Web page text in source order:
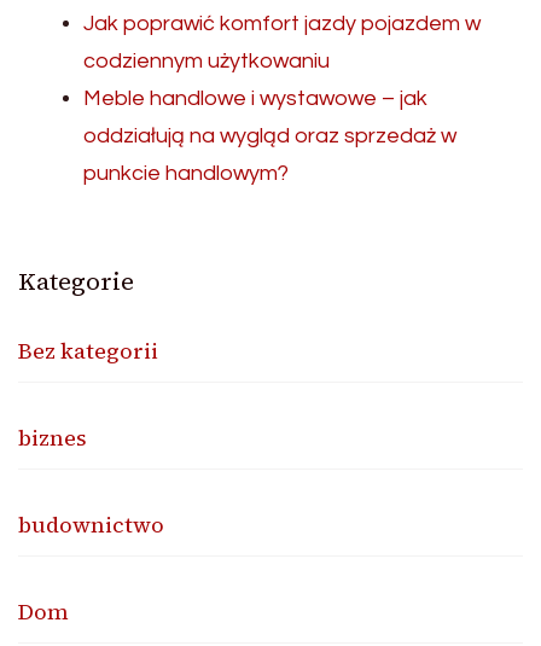
Jak poprawić komfort jazdy pojazdem w
codziennym użytkowaniu
Meble handlowe i wystawowe – jak
oddziałują na wygląd oraz sprzedaż w
punkcie handlowym?
Kategorie
Bez kategorii
biznes
budownictwo
Dom